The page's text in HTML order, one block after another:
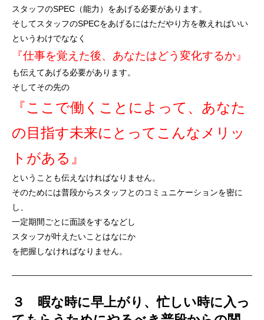
スタッフのSPEC（能力）をあげる必要があります。
そしてスタッフのSPECをあげるにはただやり方を教えればいい
というわけでななく
『仕事を覚えた後、あなたはどう変化するか』
も伝えてあげる必要があります。
そしてその先の
『ここで働くことによって、あなた
の目指す未来にとってこんなメリッ
トがある』
ということも伝えなければなりません。
そのためには普段からスタッフとのコミュニケーションを密に
し、
一定期間ごとに面談をするなどし
スタッフが叶えたいことはなにか
を把握しなければなりません。
３ 暇な時に早上がり、忙しい時に入っ